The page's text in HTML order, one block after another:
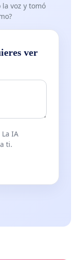
voz y tomó
ver
IA
ti.